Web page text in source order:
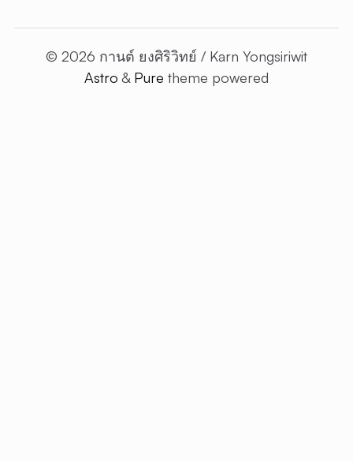
© 2026 กานต์ ยงศิริวิทย์ / Karn Yongsiriwit
Astro & Pure theme powered